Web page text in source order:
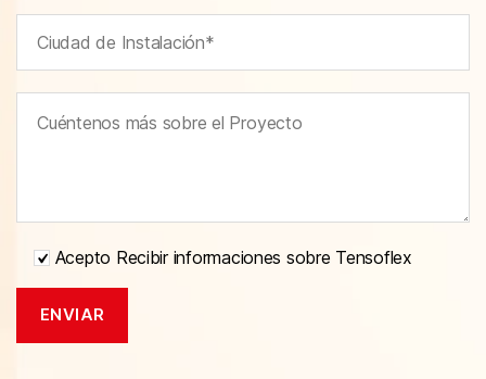
Acepto Recibir informaciones sobre Tensoflex